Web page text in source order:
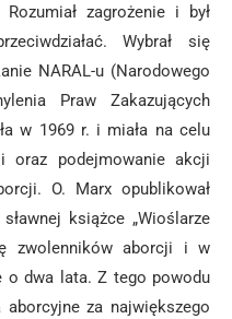
zagrożenie i był
Wybrał się
NARAL-u (Narodowego
Praw Zakazujących
w 1969 r. i miała na celu
oraz podejmowanie akcji
O. Marx opublikował
książce „Wioślarze
zwolenników aborcji i w
o dwa lata. Z tego powodu
aborcyjne za największego